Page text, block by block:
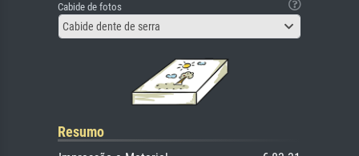
Cabide de fotos
Cabide dente de serra
Resumo